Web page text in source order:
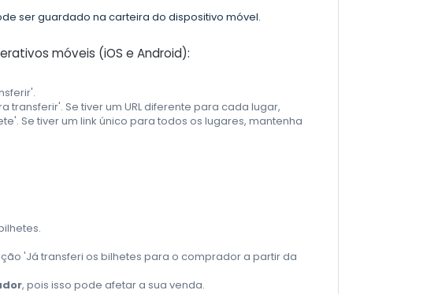
ser guardado na carteira do dispositivo móvel.
móveis (iOS e Android):
transferir'. Se tiver um URL diferente para cada lugar,
Se tiver um link único para todos os lugares, mantenha
'Já transferi os bilhetes para o comprador a partir da
, pois isso pode afetar a sua venda.